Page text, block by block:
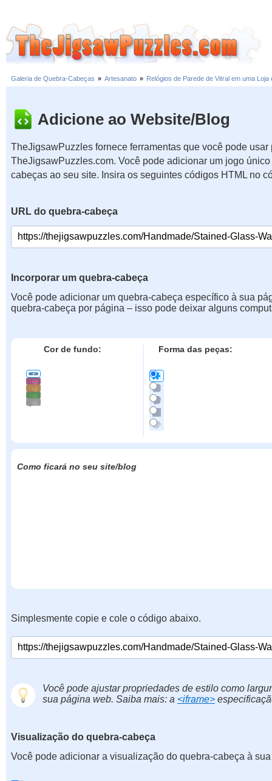
Galeria de Quebra-Cabeças » Artesanato » Relógios de Parede de Vitral em uma Loja
Adicione ao Website/Blog
TheJigsawPuzzles fornece ferramentas que você pode usar
TheJigsawPuzzles.com. Você pode adicionar um jogo
cabeças ao seu site. Insira os seguintes códigos HTML no
URL do quebra-cabeça
Incorporar um quebra-cabeça
Você pode adicionar um quebra-cabeça específico à sua
quebra-cabeça por página – isso pode deixar alguns
Cor de fundo: Forma das peças:
Como ficará no seu site/blog
Simplesmente copie e cole o código abaixo.
Você pode ajustar propriedades de estilo como
sua página web. Saiba mais: a <iframe>
Visualização do quebra-cabeça
Você pode adicionar a visualização do quebra-cabeça à